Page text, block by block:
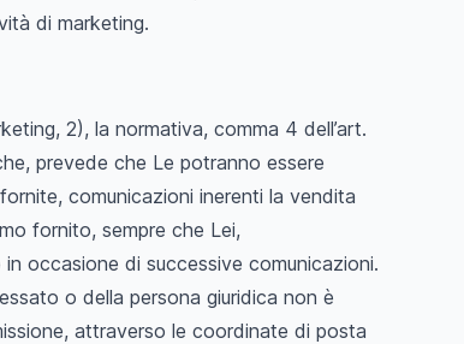
di marketing.
2), la normativa, comma 4 dell’art.
prevede che Le potranno essere
comunicazioni inerenti la vendita
fornito, sempre che Lei,
occasione di successive comunicazioni.
o della persona giuridica non è
attraverso le coordinate di posta